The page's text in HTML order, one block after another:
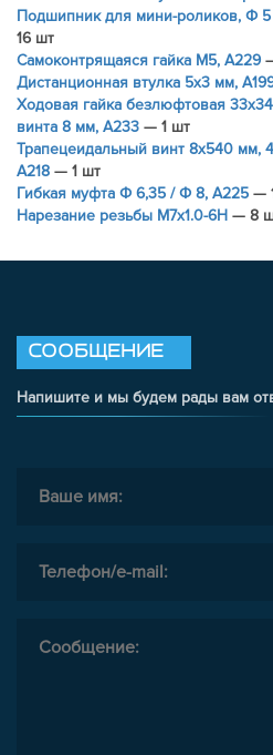
Подшипник для мини-роликов, Ф 5
16 шт
Самоконтрящаяся гайка M5, A229
Дистанционная втулка 5х3 мм,
Ходовая гайка безлюфтовая
винта 8 мм, A233 — 1 шт
Трапецеидальный винт 8х540 мм,
A218 — 1 шт
Гибкая муфта Ф 6,35 / Ф 8, A225 —
Нарезание резьбы M7x1.0-6H — 8
СООБЩЕНИЕ
Напишите и мы будем рады вам